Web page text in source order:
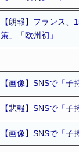
【朗報】フランス
策」「欧州初」
【画像】SNSで「
【悲報】SNSで「
【画像】SNSで「